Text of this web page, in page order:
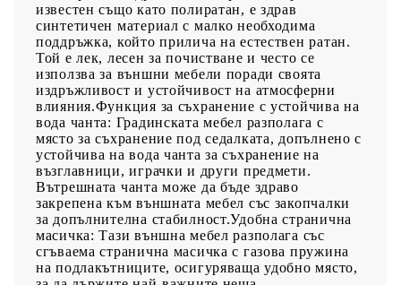
известен също като полиратан, е здрав
синтетичен материал с малко необходима
поддръжка, който прилича на естествен ратан.
Той е лек, лесен за почистване и често се
използва за външни мебели поради своята
издръжливост и устойчивост на атмосферни
влияния.Функция за съхранение с устойчива на
вода чанта: Градинската мебел разполага с
място за съхранение под седалката, допълнено с
устойчива на вода чанта за съхранение на
възглавници, играчки и други предмети.
Вътрешната чанта може да бъде здраво
закрепена към външната мебел със закопчалки
за допълнителна стабилност.Удобна странична
масичка: Тази външна мебел разполага със
сгъваема странична масичка с газова пружина
на подлакътниците, осигуряваща удобно място,